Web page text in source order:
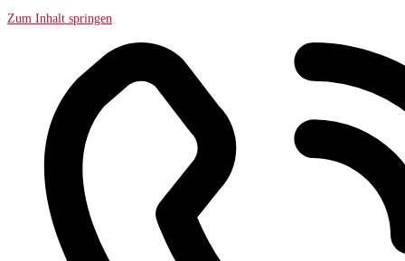
Zum Inhalt springen